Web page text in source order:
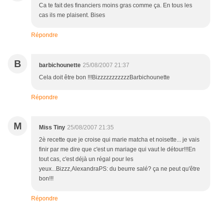
Ca te fait des financiers moins gras comme ça. En tous les
cas ils me plaisent. Bises
Répondre
B barbichounette 25/08/2007 21:37
Cela doit être bon !!!BizzzzzzzzzzzBarbichounette
Répondre
M Miss Tiny 25/08/2007 21:35
2è recette que je croise qui marie matcha et noisette... je vais
finir par me dire que c'est un mariage qui vaut le détour!!!En
tout cas, c'est déjà un régal pour les
yeux...Bizzz,AlexandraPS: du beurre salé? ça ne peut qu'être
bon!!!
Répondre